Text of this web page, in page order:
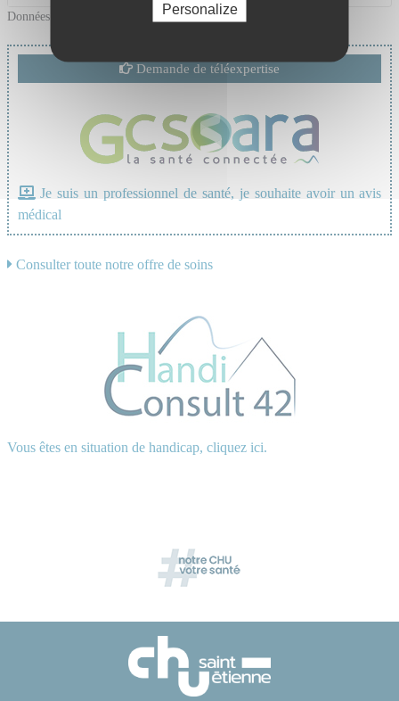
Données mises à jour le 05/02/2026
Demande de téléexpertise
Je suis un professionnel de santé, je souhaite avoir un avis
médical
Consulter toute notre offre de soins
Vous êtes en situation de handicap, cliquez ici.
Personalize